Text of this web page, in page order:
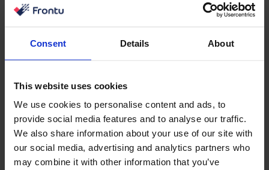
Consent Details About
This website uses cookies
We use cookies to personalise content and ads, to
provide social media features and to analyse our traffic.
We also share information about your use of our site with
our social media, advertising and analytics partners who
may combine it with other information that you’ve
Case IH Селско стопанство
Автоматизиране на обслужването с помощта
Learn more